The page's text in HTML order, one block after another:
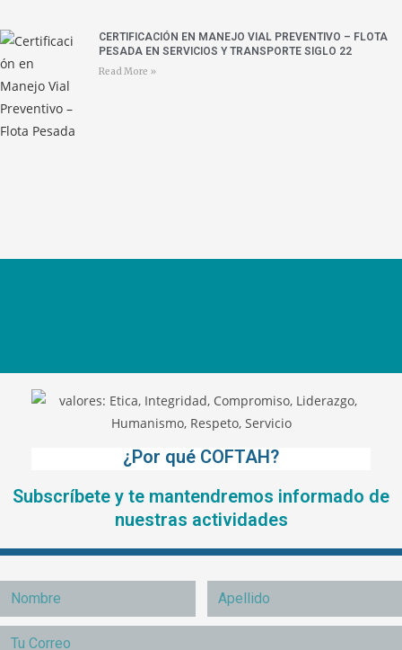
CERTIFICACIÓN EN MANEJO VIAL PREVENTIVO – FLOTA
PESADA EN SERVICIOS Y TRANSPORTE SIGLO 22
Read More »
¿Por qué COFTAH?
Subscríbete y te mantendremos informado de
nuestras actividades